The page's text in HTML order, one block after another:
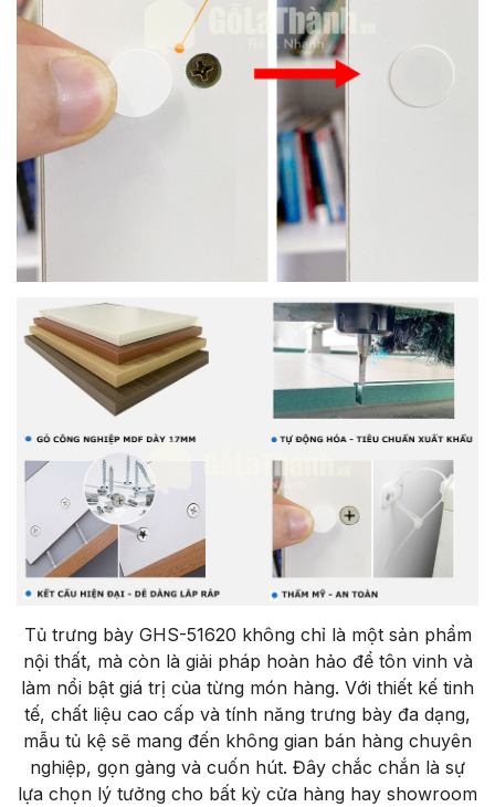
Tủ trưng bày GHS-51620 không chỉ là một sản phẩm
nội thất, mà còn là giải pháp hoàn hảo để tôn vinh và
làm nổi bật giá trị của từng món hàng. Với thiết kế tinh
tế, chất liệu cao cấp và tính năng trưng bày đa dạng,
mẫu tủ kệ sẽ mang đến không gian bán hàng chuyên
nghiệp, gọn gàng và cuốn hút. Đây chắc chắn là sự
lựa chọn lý tưởng cho bất kỳ cửa hàng hay showroom